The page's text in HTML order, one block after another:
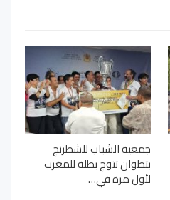
جمعية الشباب للشطرنج
بتطوان تتوج بطلة للمغرب
لأول مرة في…